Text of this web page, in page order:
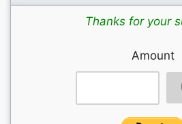
Thanks for your
Amount